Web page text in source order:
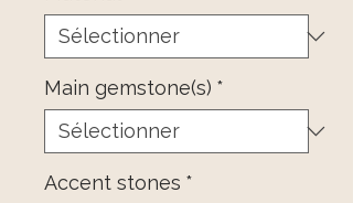
Main gemstone(s) *
Accent stones *